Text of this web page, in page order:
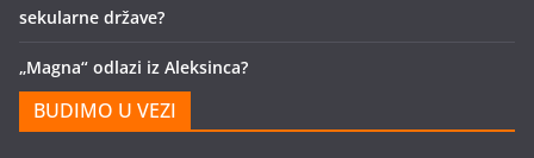
sekularne države?
„Magna“ odlazi iz Aleksinca?
BUDIMO U VEZI